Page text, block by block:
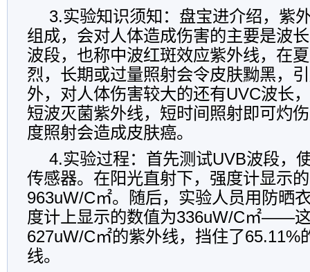
3.实验知识须知：盘宝进介绍，紫
组成，会对人体造成伤害的主要是波
波段，也称中波红斑效应紫外线，在
烈，长期或过量照射会令皮肤黝黑，
外，对人体伤害较大的还有UVC波长
短波灭菌紫外线，短时间照射即可灼
度照射会造成皮肤癌。
4.实验过程：首先测试UVB波段，
传感器。在阳光直射下，强度计显示
963uW/C㎡。随后，实验人员用防晒
度计上显示的数值为336uW/C㎡——
627uW/C㎡的紫外线，挡住了65.11%
线。